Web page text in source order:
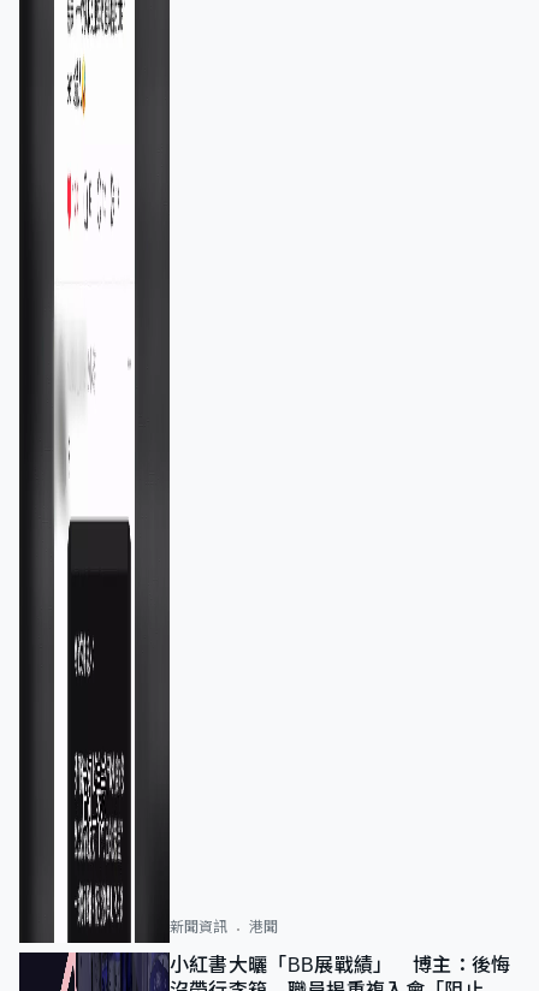
新聞資訊 港聞
小紅書大曬「BB展戰績」 博主：後悔